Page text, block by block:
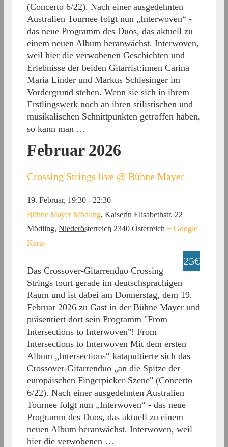
(Concerto 6/22). Nach einer ausgedehnten
Australien Tournee folgt nun „Interwoven“ -
das neue Programm des Duos, das aktuell zu
einem neuen Album heranwächst. Interwoven,
weil hier die verwobenen Geschichten und
Erlebnisse der beiden Gitarrist:innen Carina
Maria Linder und Markus Schlesinger im
Vordergrund stehen. Wenn sie sich in ihrem
Erstlingswerk noch an ihren stilistischen und
musikalischen Schnittpunkten getroffen haben,
so kann man …
Februar 2026
Crossing Strings live @ Bühne Mayer
19. Februar, 19:30 - 22:30
Bühne Mayer Mödling, Kaiserin Elisabethstr. 22
Mödling, Niederösterreich 2340 Österreich + Google
Karte
25€
Das Crossover-Gitarrenduo Crossing
Strings tourt gerade im deutschsprachigen
Raum und ist dabei am Donnerstag, dem 19.
Februar 2026 zu Gast in der Bühne Mayer und
präsentiert dort sein Programm "From
Intersections to Interwoven"! From
Intersections to Interwoven Mit dem ersten
Album „Intersections“ katapultierte sich das
Crossover-Gitarrenduo „an die Spitze der
europäischen Fingerpicker-Szene" (Concerto
6/22). Nach einer ausgedehnten Australien
Tournee folgt nun „Interwoven“ - das neue
Programm des Duos, das aktuell zu einem
neuen Album heranwächst. Interwoven, weil
hier die verwobenen …